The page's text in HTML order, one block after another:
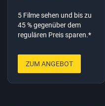
5 Filme sehen und bis zu
45 % gegenüber dem
regulären Preis sparen.*
ZUM ANGEBOT